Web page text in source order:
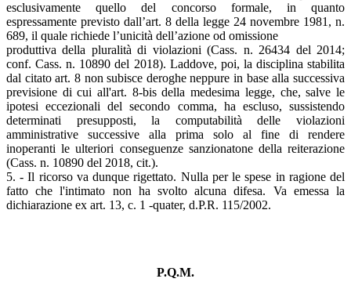
esclusivamente quello del concorso formale, in quanto
espressamente previsto dall’art. 8 della legge 24 novembre 1981, n.
689, il quale richiede l’unicità dell’azione od omissione
produttiva della pluralità di violazioni (Cass. n. 26434 del 2014;
conf. Cass. n. 10890 del 2018). Laddove, poi, la disciplina stabilita
dal citato art. 8 non subisce deroghe neppure in base alla successiva
previsione di cui all'art. 8-bis della medesima legge, che, salve le
ipotesi eccezionali del secondo comma, ha escluso, sussistendo
determinati presupposti, la computabilità delle violazioni
amministrative successive alla prima solo al fine di rendere
inoperanti le ulteriori conseguenze sanzionatone della reiterazione
(Cass. n. 10890 del 2018, cit.).
5. - Il ricorso va dunque rigettato. Nulla per le spese in ragione del
fatto che l'intimato non ha svolto alcuna difesa. Va emessa la
dichiarazione ex art. 13, c. 1 -quater, d.P.R. 115/2002.
P.Q.M.